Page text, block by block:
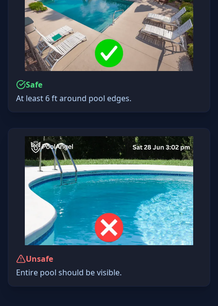
Safe
At least 6 ft around pool edges.
Unsafe
Entire pool should be visible.